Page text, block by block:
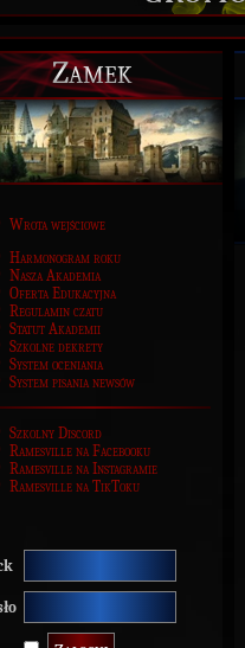
Zamek
Wrota wejściowe
Harmonogram roku
Nasza Akademia
Oferta Edukacyjna
Regulamin czatu
Statut Akademii
Szkolne dekrety
System oceniania
System pisania newsów
Szkolny Discord
Ramesville na Facebooku
Ramesville na Instagramie
Ramesville na TikToku